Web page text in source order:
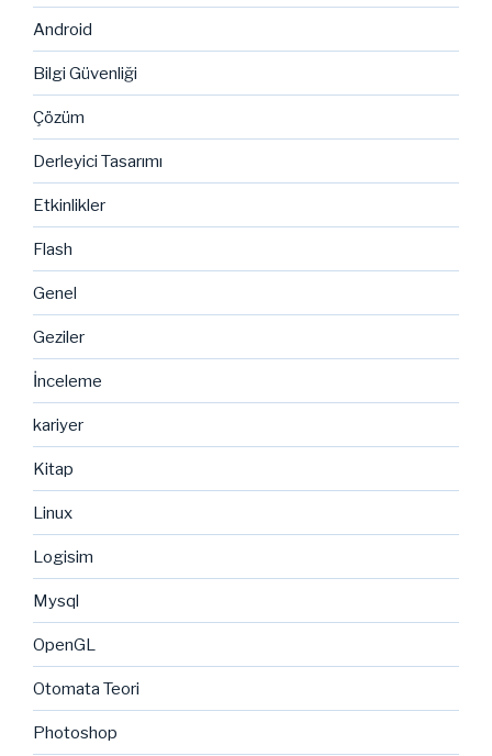
Android
Bilgi Güvenliği
Çözüm
Derleyici Tasarımı
Etkinlikler
Flash
Genel
Geziler
İnceleme
kariyer
Kitap
Linux
Logisim
Mysql
OpenGL
Otomata Teori
Photoshop